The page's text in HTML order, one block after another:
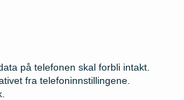
på telefonen skal forbli intakt.
fra telefoninnstillingene.